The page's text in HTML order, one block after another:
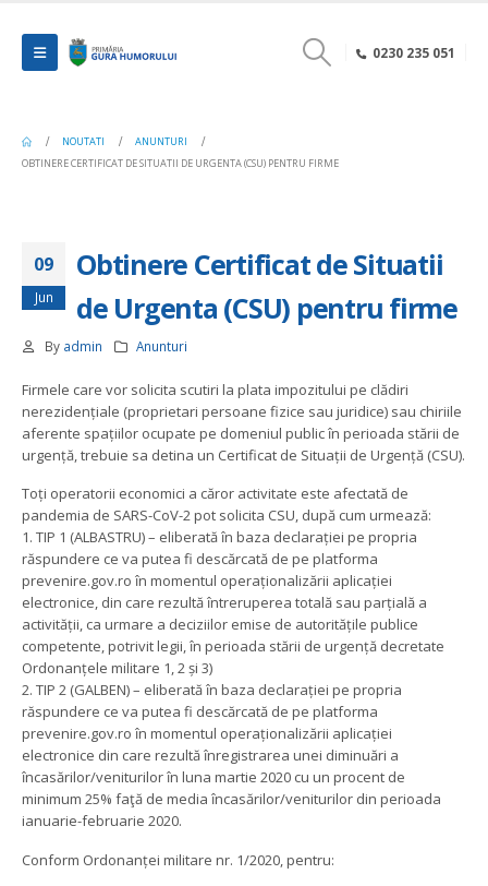
0230 235 051
NOUTATI
ANUNTURI
OBTINERE CERTIFICAT DE SITUATII DE URGENTA (CSU) PENTRU FIRME
09
Jun
Obtinere Certificat de Situatii
de Urgenta (CSU) pentru firme
By admin Anunturi
Firmele care vor solicita scutiri la plata impozitului pe clădiri
nerezidențiale (proprietari persoane fizice sau juridice) sau chiriile
aferente spațiilor ocupate pe domeniul public în perioada stării de
urgență, trebuie sa detina un Certificat de Situații de Urgență (CSU).
Toți operatorii economici a căror activitate este afectată de
pandemia de SARS-CoV-2 pot solicita CSU, după cum urmează:
1. TIP 1 (ALBASTRU) – eliberată în baza declarației pe propria
răspundere ce va putea fi descărcată de pe platforma
prevenire.gov.ro în momentul operaționalizării aplicației
electronice, din care rezultă întreruperea totală sau parțială a
activității, ca urmare a deciziilor emise de autoritățile publice
competente, potrivit legii, în perioada stării de urgență decretate
Ordonanțele militare 1, 2 și 3)
2. TIP 2 (GALBEN) – eliberată în baza declarației pe propria
răspundere ce va putea fi descărcată de pe platforma
prevenire.gov.ro în momentul operaționalizării aplicației
electronice din care rezultă înregistrarea unei diminuări a
încasărilor/veniturilor în luna martie 2020 cu un procent de
minimum 25% faţă de media încasărilor/veniturilor din perioada
ianuarie-februarie 2020.
Conform Ordonanței militare nr. 1/2020, pentru: